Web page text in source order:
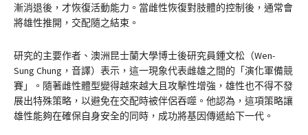
漸消退後，才恢復活動能力。當雌性恢復對肢體的控制後，通常會
將雄性推開，交配隨之結束。
研究的主要作者、澳洲昆士蘭大學博士後研究員鍾文松（Wen-
Sung Chung，音譯）表示，這一現象代表雌雄之間的「演化軍備競
賽」。隨著雌性體型變得越來越大且攻擊性增強，雄性也不得不發
展出特殊策略，以避免在交配時被伴侶吞噬。他認為，這項策略讓
雄性能夠在確保自身安全的同時，成功將基因傳遞給下一代。